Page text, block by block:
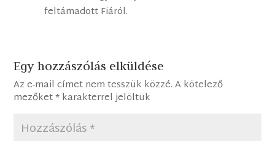
feltámadott Fiáról.
Egy hozzászólás elküldése
Az e-mail címet nem tesszük közzé. A kötelező
mezőket*karakterrel jelöltük